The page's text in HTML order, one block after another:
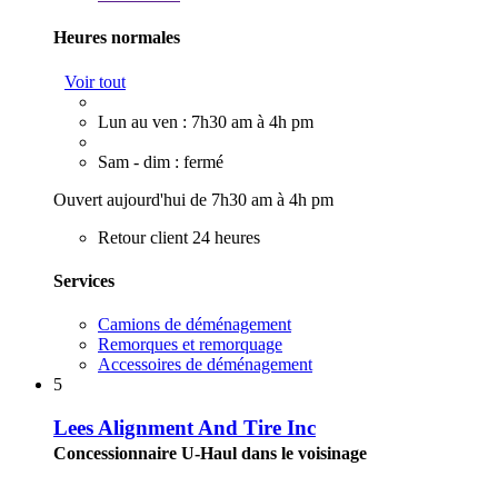
Heures normales
Voir tout
Lun au ven : 7h30 am à 4h pm
Sam - dim : fermé
Ouvert aujourd'hui de 7h30 am à 4h pm
Retour client 24 heures
Services
Camions de déménagement
Remorques et remorquage
Accessoires de déménagement
5
Lees Alignment And Tire Inc
Concessionnaire U-Haul dans le voisinage